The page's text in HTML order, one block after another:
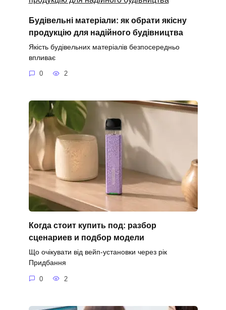
Будівельні матеріали: як обрати якісну
продукцію для надійного будівництва
Якість будівельних матеріалів безпосередньо
впливає
0 2
Когда стоит купить под: разбор
сценариев и подбор модели
Що очікувати від вейп-установки через рік
Придбання
0 2